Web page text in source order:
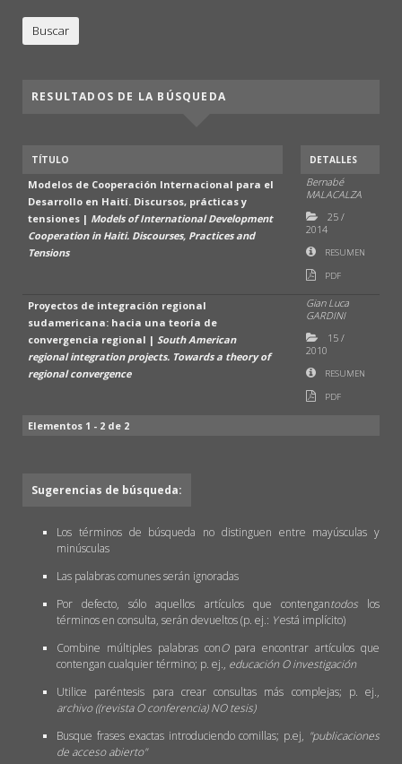
RESULTADOS DE LA BÚSQUEDA
TÍTULO DETALLES
Modelos de Cooperación Internacional para el
Desarrollo en Haití. Discursos, prácticas y
tensiones | Models of International Development
Cooperation in Haiti. Discourses, Practices and
Tensions
Bernabé
MALACALZA
25 /
2014
RESUMEN
PDF
Proyectos de integración regional
sudamericana: hacia una teoría de
convergencia regional | South American
regional integration projects. Towards a theory of
regional convergence
Gian Luca
GARDINI
15 /
2010
RESUMEN
PDF
Elementos 1 - 2 de 2
Sugerencias de búsqueda:
Los términos de búsqueda no distinguen entre mayúsculas y
minúsculas
Las palabras comunes serán ignoradas
Por defecto, sólo aquellos artículos que contengantodoslos
términos en consulta, serán devueltos (p. ej.: Yestá implícito)
Combine múltiples palabras conOpara encontrar artículos que
contengan cualquier término; p. ej., educación O investigación
Utilice paréntesis para crear consultas más complejas; p. ej.,
archivo ((revista O conferencia) NO tesis)
Busque frases exactas introduciendo comillas; p.ej, "publicaciones
de acceso abierto"